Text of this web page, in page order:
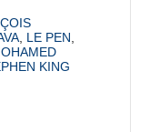
, LE PEN,
KING